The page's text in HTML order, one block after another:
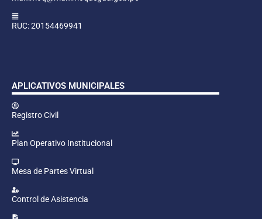
RUC: 20154469941
APLICATIVOS MUNICIPALES
Registro Civil
Plan Operativo Institucional
Mesa de Partes Virtual
Control de Asistencia